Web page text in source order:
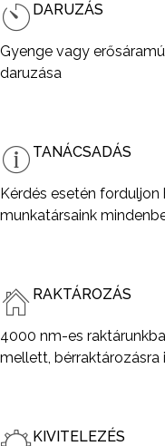
DARUZÁS
Gyenge vagy
daruzása
TANÁCSADÁS
Kérdés esetén
munkatársaink
RAKTÁROZÁS
4000 nm-es
mellett, bérraktározásra
KIVITELEZÉS